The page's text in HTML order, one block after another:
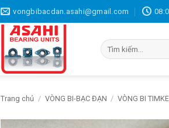
vongbibacdan.asahi@gmail.com
Tìm
kiếm:
Trang chủ / VÒNG BI-BẠC ĐẠN / VÒNG BI